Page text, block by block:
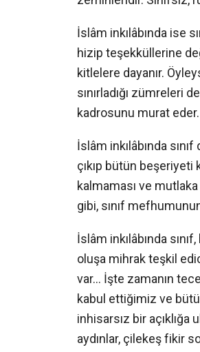
İslâm inkılâbında ise
hizip teşekküllerine
kitlelere dayanır.
sınırladığı zümreleri
kadrosunu murat eder.
İslâm inkılâbında
çıkıp bütün
kalmaması ve
gibi, sınıf
İslâm inkılâbında
oluşa mihrak teşkil
var… İşte zamanın
kabul ettiğimiz ve
inhisarsız bir açıklığa
aydınlar, çilekeş fikir